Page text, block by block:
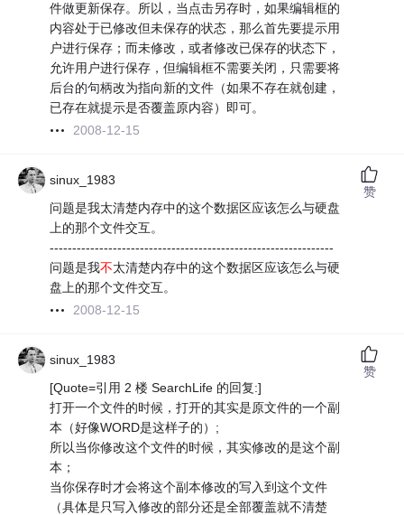
件做更新保存。所以，当点击另存时，如果编辑框的
内容处于已修改但未保存的状态，那么首先要提示用
户进行保存；而未修改，或者修改已保存的状态下，
允许用户进行保存，但编辑框不需要关闭，只需要将
后台的句柄改为指向新的文件（如果不存在就创建，
已存在就提示是否覆盖原内容）即可。
2008-12-15
sinux_1983
问题是我太清楚内存中的这个数据区应该怎么与硬盘
上的那个文件交互。
---------------------------------------------------------------
问题是我不太清楚内存中的这个数据区应该怎么与硬
盘上的那个文件交互。
2008-12-15
赞
sinux_1983
[Quote=引用 2 楼 SearchLife 的回复:]
打开一个文件的时候，打开的其实是原文件的一个副
本（好像WORD是这样子的）;
所以当你修改这个文件的时候，其实修改的是这个副
本；
当你保存时才会将这个副本修改的写入到这个文件
（具体是只写入修改的部分还是全部覆盖就不清楚
赞